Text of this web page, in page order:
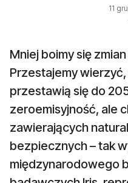
11
Mniej boimy się
Przestajemy
przestawią się do
zeroemisyjność, ale
zawierających
bezpiecznych – tak
międzynarodowego